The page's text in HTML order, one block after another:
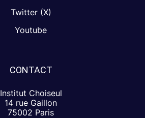
Twitter (X)
Youtube
CONTACT
Institut Choiseul
14 rue Gaillon
75002 Paris